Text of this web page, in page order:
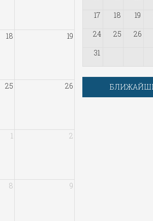
18 19
25 26
1 2
8 9
17
18 19
24
25 26
31